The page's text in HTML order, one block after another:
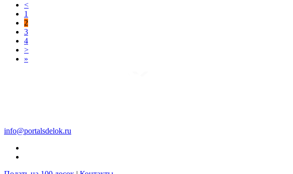
<
1
2
3
4
>
»
info@portalsdelok.ru